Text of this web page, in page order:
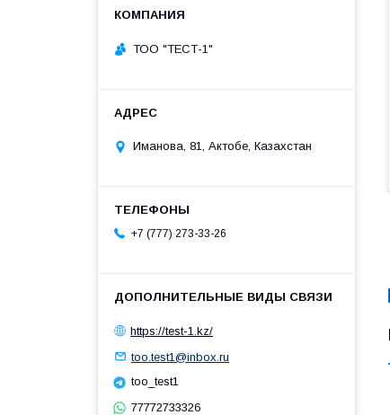
ТОО "ТЕСТ-1"
Иманова, 81, Актобе, Казахстан
+7 (777) 273-33-26
https://test-1.kz/
too.test1@inbox.ru
too_test1
77772733326